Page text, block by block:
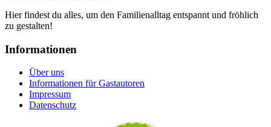
Hier findest du alles, um den Familienalltag entspannt und fröhlich
zu gestalten!
Informationen
Über uns
Informationen für Gastautoren
Impressum
Datenschutz